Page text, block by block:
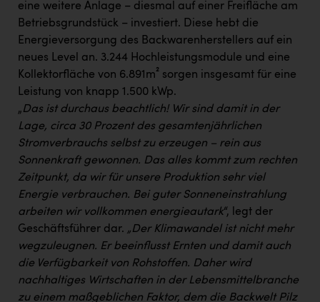
eine weitere Anlage – diesmal auf einer Freifläche am
Betriebsgrundstück – investiert. Diese hebt die
Energieversorgung des Backwarenherstellers auf ein
neues Level an. 3.244 Hochleistungsmodule und eine
Kollektorfläche von 6.891m² sorgen insgesamt für eine
Leistung von knapp 1.500 kWp.
„Das ist durchaus beachtlich! Wir sind damit in der
Lage, circa 30 Prozent des gesamtenjährlichen
Stromverbrauchs selbst zu erzeugen – rein aus
Sonnenkraft gewonnen. Das alles kommt zum rechten
Zeitpunkt, da wir für unsere Produktion sehr viel
Energie verbrauchen. Bei guter Sonneneinstrahlung
arbeiten wir vollkommen energieautark“, legt der
Geschäftsführer dar. „Der Klimawandel ist nicht mehr
wegzuleugnen. Er beeinflusst Ernten und damit auch
die Verfügbarkeit von Rohstoffen. Daher wird
nachhaltiges Wirtschaften in der Lebensmittelbranche
zu einem maßgeblichen Faktor, dem die Backwelt Pilz